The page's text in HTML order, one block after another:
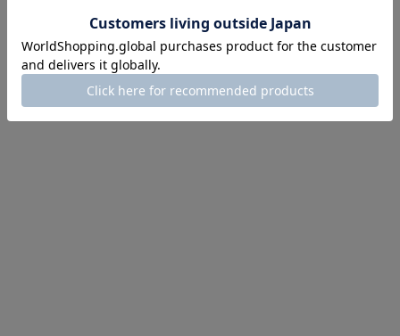
外側2枚の仕上げ材の裏にはインド綿が貼り込まれており、そして
それらを合わせて3Dプレスマシーンにて加圧・加熱することで、
椅子の形に立体成形しているのです。